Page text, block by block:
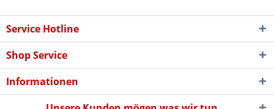
Service Hotline
Shop Service
Informationen